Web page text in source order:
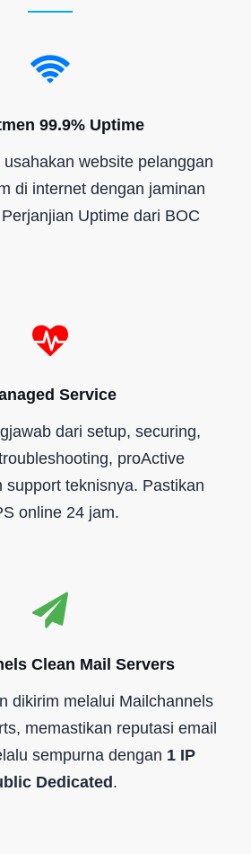
99.9% Uptime
website pelanggan
di internet dengan jaminan
Uptime dari BOC
Service
dari setup, securing,
proActive
support teknisnya. Pastikan
online 24 jam.
Clean Mail Servers
dikirim melalui Mailchannels
memastikan reputasi email
sempurna dengan 1 IP
Dedicated .